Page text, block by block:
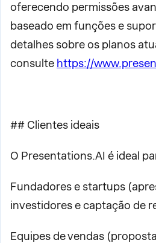
oferecendo permissões
baseado em funções e
detalhes sobre os planos
consulte https://
## Clientes ideais
O Presentations.AI é ideal
Fundadores e startups
investidores e captação de
Equipes de vendas